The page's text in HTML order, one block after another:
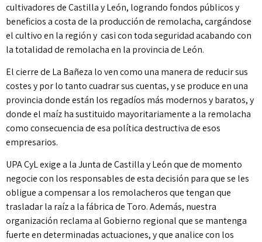
cultivadores de Castilla y León, logrando fondos públicos y
beneficios a costa de la producción de remolacha, cargándose
el cultivo en la región y casi con toda seguridad acabando con
la totalidad de remolacha en la provincia de León.
El cierre de La Bañeza lo ven como una manera de reducir sus
costes y por lo tanto cuadrar sus cuentas, y se produce en una
provincia donde están los regadíos más modernos y baratos, y
donde el maíz ha sustituido mayoritariamente a la remolacha
como consecuencia de esa política destructiva de esos
empresarios.
UPA CyL exige a la Junta de Castilla y León que de momento
negocie con los responsables de esta decisión para que se les
obligue a compensar a los remolacheros que tengan que
trasladar la raíz a la fábrica de Toro. Además, nuestra
organización reclama al Gobierno regional que se mantenga
fuerte en determinadas actuaciones, y que analice con los